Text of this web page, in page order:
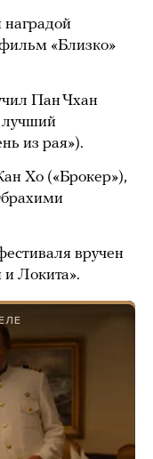
наградой
«Близко»
Пан Чхан
лучший
из рая»).
Хо («Брокер»),
вручен
и Локита».